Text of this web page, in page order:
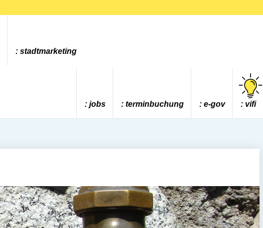
stadtmarketing
jobs terminbuchung e-gov vifi